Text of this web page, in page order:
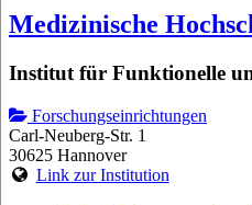
Medizinische
Institut für Funktionelle
Forschungseinrichtungen
Carl-Neuberg-Str. 1
30625 Hannover
Link zur Institution